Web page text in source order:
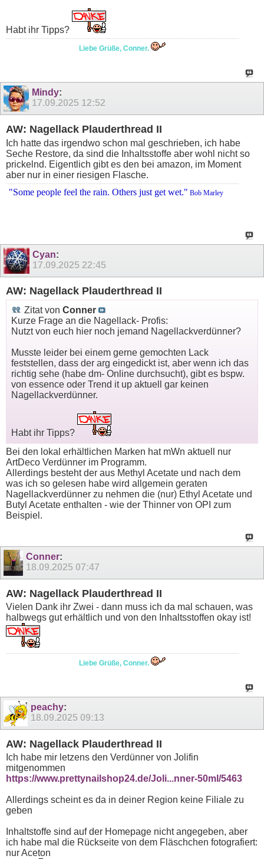
Habt ihr Tipps?
Liebe Grüße, Conner.
Mindy:
17.09.2025 12:52
AW: Nagellack Plauderthread II
Ich hatte das irgendwo schon mal geschrieben, ich habe
Seche Restore, da sind die Inhaltsstoffe aber wohl nicht so
prickelnd. Eigentlich gibt es den bei amazon, im Moment
aber nur in einer riesigen Flasche.
"Some people feel the rain. Others just get wet." Bob Marley
Cyan:
17.09.2025 22:45
AW: Nagellack Plauderthread II
Zitat von Conner
Kurze Frage an die Nagellack- Profis:
Nutzt von euch hier noch jemand Nagellackverdünner?
Musste leider bei einem gerne gemochten Lack
feststellen, dass der arg eingedickt ist, aber wenn ich das
richtig sehe (habe dm- Online durchsucht), gibt es bspw.
von essence oder Trend it up aktuell gar keinen
Nagellackverdünner.
Habt ihr Tipps?
Bei den lokal erhältlichen Marken hat mWn aktuell nur
ArtDeco Verdünner im Programm.
Allerdings besteht der aus Methyl Acetate und nach dem
was ich so gelesen habe wird allgemein geraten
Nagellackverdünner zu nehmen die (nur) Ethyl Acetate und
Butyl Acetate enthalten - wie der Thinner von OPI zum
Beispiel.
Conner:
18.09.2025 07:47
AW: Nagellack Plauderthread II
Vielen Dank ihr Zwei - dann muss ich da mal schauen, was
halbwegs gut erhältlich und von den Inhaltsstoffen okay ist!
Liebe Grüße, Conner.
peachy:
18.09.2025 09:13
AW: Nagellack Plauderthread II
Ich habe mir letzens den Verdünner von Jolifin
mitgenommen
https://www.prettynailshop24.de/Joli...nner-50ml/5463
Allerdings scheint es da in deiner Region keine Filiale zu
geben
Inhaltstoffe sind auf der Homepage nicht angegeben, aber
ich habe mal die Rückseite von dem Fläschchen fotografiert:
nur Aceton